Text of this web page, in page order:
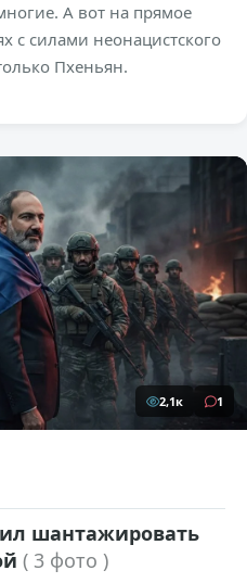
А вот на прямое
с силами неонацистского
Пхеньян.
2,1к 1
шантажировать
( 3 фото )